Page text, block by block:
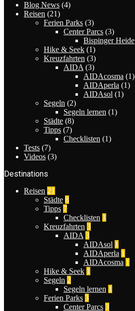
Blog News (4)
Reisen (21)
Ferien Parks (3)
Center Parcs (3)
Bispinger Heide
Hike & Seek (1)
Kreuzfahrten (3)
AIDA (3)
AIDAcosma (1)
AIDAperla (1)
AIDAsol (1)
Segeln (2)
Segeln lernen (1)
Städte (8)
Tipps (7)
Checklisten (1)
Tests (7)
Videos (3)
Destinations
Reisen 21
Städte 8
Tipps 7
Checklisten 1
Kreuzfahrten 3
AIDA 3
AIDAsol 1
AIDAperla 1
AIDAcosma 1
Hike & Seek 1
Segeln 2
Segeln lernen 1
Ferien Parks 3
Center Parcs 3